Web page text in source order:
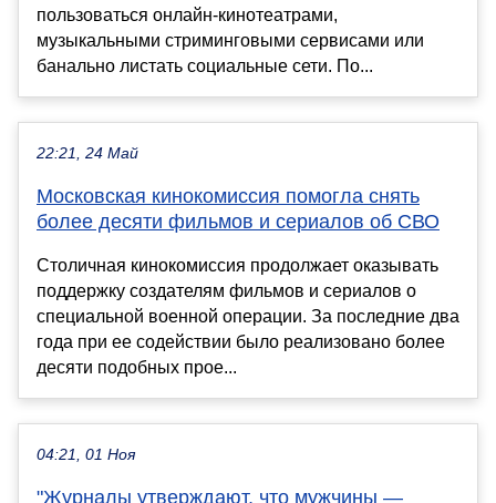
пользоваться онлайн-кинотеатрами,
музыкальными стриминговыми сервисами или
банально листать социальные сети. По...
22:21, 24 Май
Московская кинокомиссия помогла снять
более десяти фильмов и сериалов об СВО
Столичная кинокомиссия продолжает оказывать
поддержку создателям фильмов и сериалов о
специальной военной операции. За последние два
года при ее содействии было реализовано более
десяти подобных прое...
04:21, 01 Ноя
"Журналы утверждают, что мужчины —